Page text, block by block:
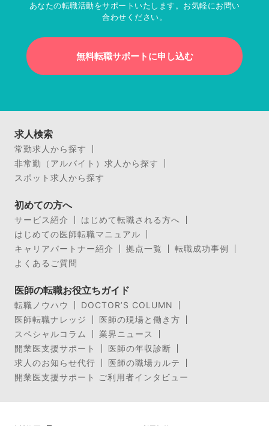
あなたの転職活動をサポートいたします。お気軽にお問い
合わせください。
無料転職サポートに申し込む
求人検索
常勤求人から探す
非常勤（アルバイト）求人から探す
スポット求人から探す
初めての方へ
サービス紹介
はじめて転職される方へ
はじめての医師転職マニュアル
キャリアパートナー紹介
拠点一覧
転職成功事例
よくあるご質問
医師の転職お役立ちガイド
転職ノウハウ
DOCTOR’S COLUMN
医師転職ナレッジ
医師の現場と働き方
スペシャルコラム
業界ニュース
開業医支援サポート
医師の年収診断
求人のお知らせ代行
医師の職場カルテ
開業医支援サポート ご利用者インタビュー